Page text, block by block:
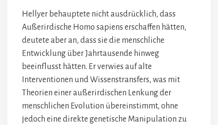
Hellyer behauptete nicht ausdrücklich, dass
Außerirdische Homo sapiens erschaffen hätten,
deutete aber an, dass sie die menschliche
Entwicklung über Jahrtausende hinweg
beeinflusst hätten. Er verwies auf alte
Interventionen und Wissenstransfers, was mit
Theorien einer außerirdischen Lenkung der
menschlichen Evolution übereinstimmt, ohne
jedoch eine direkte genetische Manipulation zu